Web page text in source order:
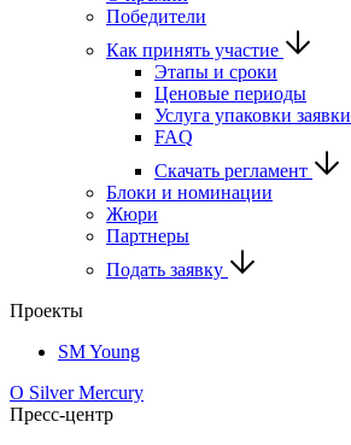
Победители
Как принять участие
Этапы и сроки
Ценовые периоды
Услуга упаковки заявки
FAQ
Скачать регламент
Блоки и номинации
Жюри
Партнеры
Подать заявку
Проекты
SM Young
О Silver Mercury
Пресс-центр